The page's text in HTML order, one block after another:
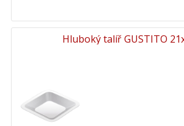
Hluboký talíř GUSTITO